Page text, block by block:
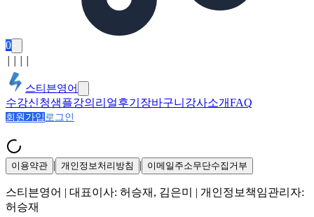
0
스티븐영어
수강신청샘플강의 리얼후기 장바구니 강사소개FAQ
회원가입 로그인
이용약관 | 개인정보처리방침 | 이메일주소무단수집거부
스티븐영어 | 대표이사: 허승재, 김은미
| 개인정보책임관리자:
허승재